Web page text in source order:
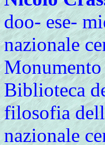
doo- ese-
nazionale
Biblioteca
filosofia
nazionale